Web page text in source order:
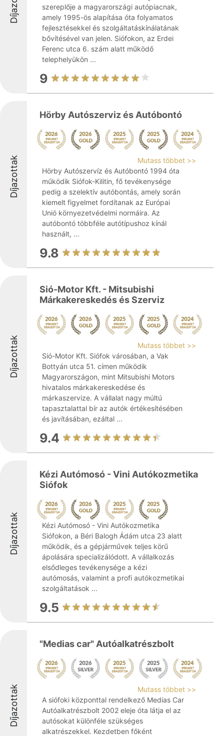
szereplője a magyarországi autópiacnak,
amely 1995-ös alapítása óta folyamatos
fejlesztésekkel és szolgáltatáskínálatának
bővítésével van jelen. Siófokon, az Erdei
Ferenc utca 6. szám alatt működő
telephelyükön ...
9
Díjazottak
Hörby Autószerviz és Autóbontó
Mutass többet >>
Hörby Autószervíz és Autóbontó 1994 óta
működik Siófok-Kilitin, fő tevékenysége
pedig a szelektív autóbontás, amely során
kiemelt figyelmet fordítanak az Európai
Unió környezetvédelmi normáira. Az
autóbontó többféle autótípushoz kínál
használt, ...
9.8
Díjazottak
Sió-Motor Kft. - Mitsubishi
Márkakereskedés és Szerviz
Mutass többet >>
Sió-Motor Kft. Siófok városában, a Vak
Bottyán utca 51. címen működik
Magyarországon, mint Mitsubishi Motors
hivatalos márkakereskedése és
márkaszervize. A vállalat nagy múltú
tapasztalattal bír az autók értékesítésében
és javításában, ezáltal ...
9.4
Díjazottak
Kézi Autómosó - Vini Autókozmetika
Siófok
Kézi Autómosó - Vini Autókozmetika
Siófokon, a Béri Balogh Ádám utca 23 alatt
működik, és a gépjárművek teljes körű
ápolására specializálódott. A vállalkozás
elsődleges tevékenysége a kézi
autómosás, valamint a profi autókozmetikai
szolgáltatások ...
9.5
Díjazottak
"Medias car" Autóalkatrészbolt
Mutass többet >>
A siófoki központtal rendelkező Medias Car
Autóalkatrészbolt 2002 eleje óta látja el az
autósokat különféle szükséges
alkatrészekkel. Kezdetben főként